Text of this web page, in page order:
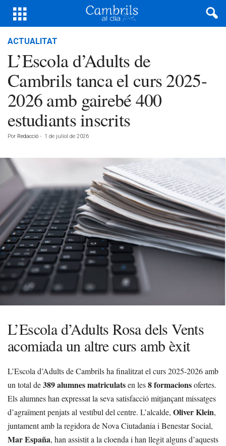
ACTUALITAT
L’Escola d’Adults de
Cambrils tanca el curs 2025-
2026 amb gairebé 400
estudiants inscrits
Por Redacció - 1 de juliol de 2026
L’Escola d’Adults Rosa dels Vents
acomiada un altre curs amb èxit
L’Escola d’Adults de Cambrils ha finalitzat el curs 2025-2026 amb
un total de389 alumnes matriculatsen les8 formacionsofertes.
Els alumnes han expressat la seva satisfacció mitjançant missatges
d’agraïment penjats al vestíbul del centre. L’alcalde, Oliver Klein,
juntament amb la regidora de Nova Ciutadania i Benestar Social,
Mar España, han assistit a la cloenda i han llegit alguns d’aquests